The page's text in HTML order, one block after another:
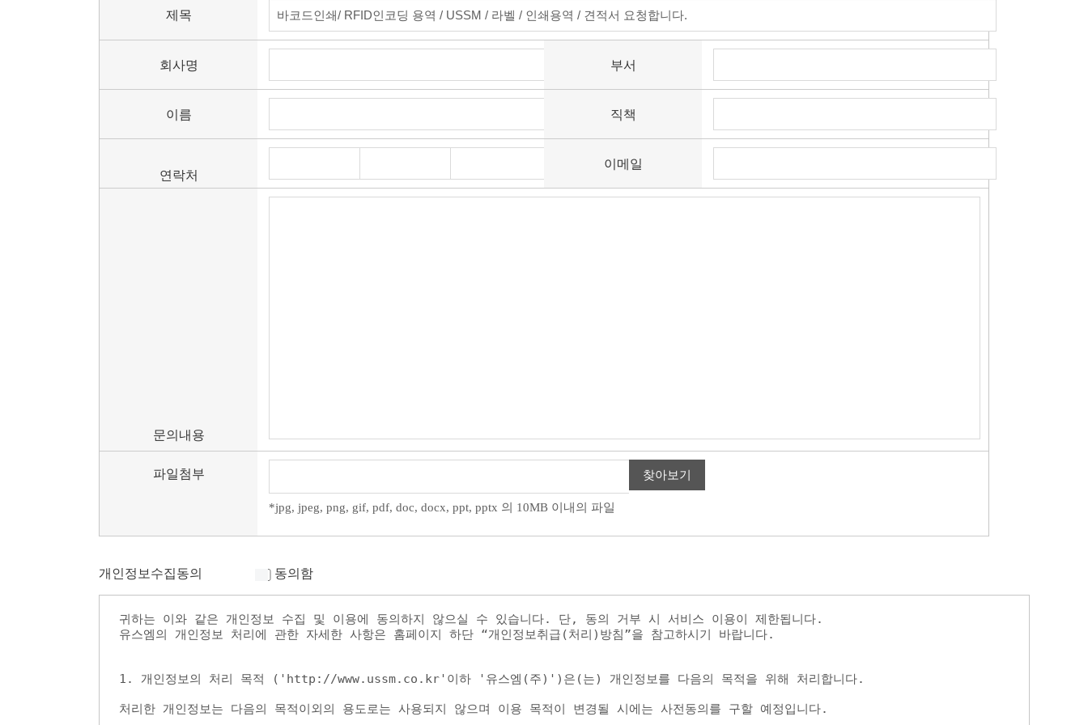
IT/AIDC
고객지원
온라인 상담 현황
제목
회사명 부서
이름 직책
연락처
이메일
문의내용
파일첨부 찾아보기
*jpg, jpeg, png, gif, pdf, doc, docx, ppt, pptx 의 10MB 이내의 파일
개인정보수집동의 동의함